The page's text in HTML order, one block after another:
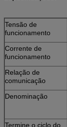
Tensão de
funcionamento
Corrente de
funcionamento
Relação de
comunicação
Denominação
Termine o ciclo do